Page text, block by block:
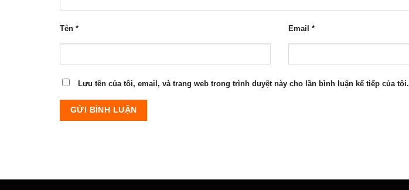
Tên * Email *
Lưu tên của tôi, email, và trang web trong trình duyệt này cho lần bình luận kế tiếp của tôi.